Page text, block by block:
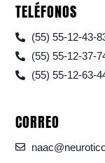
TELÉFONOS
(55) 55-12-43-
(55) 55-12-37-
(55) 55-12-63-
CORREO